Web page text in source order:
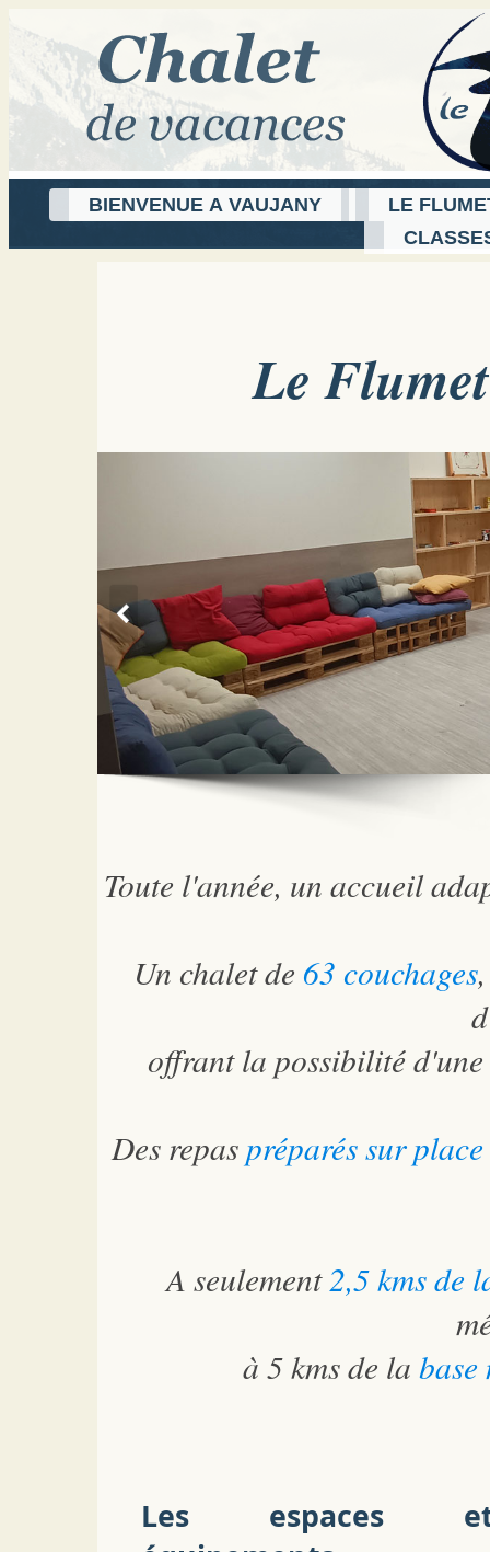
BIENVENUE A VAUJANY
LE
Le
Toute l'année, un accueil
Un chalet de 63 couchages
offrant la possibilité d'une
Des repaspréparés sur place
A seulement2,5 kms de
à 5 kms de la
Les espaces